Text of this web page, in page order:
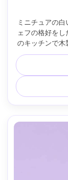
ミニチュアの
ェフの格好を
のキッチンで木
小麦粉の粉と
らの柔らかい
ープなフォー
リ